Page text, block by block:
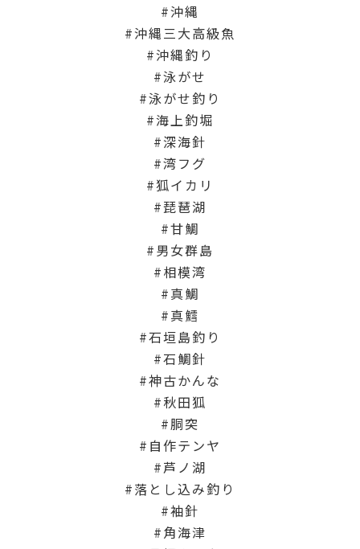
沖縄
沖縄三大高級魚
沖縄釣り
泳がせ
泳がせ釣り
海上釣堀
深海針
湾フグ
狐イカリ
琵琶湖
甘鯛
男女群島
相模湾
真鯛
真鱈
石垣島釣り
石鯛針
神古かんな
秋田狐
胴突
自作テンヤ
芦ノ湖
落とし込み釣り
袖針
角海津